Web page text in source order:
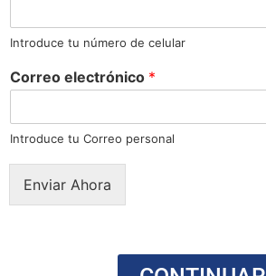
m
e
o
Introduce tu número de celular
Correo electrónico *
Introduce tu Correo personal
Enviar Ahora